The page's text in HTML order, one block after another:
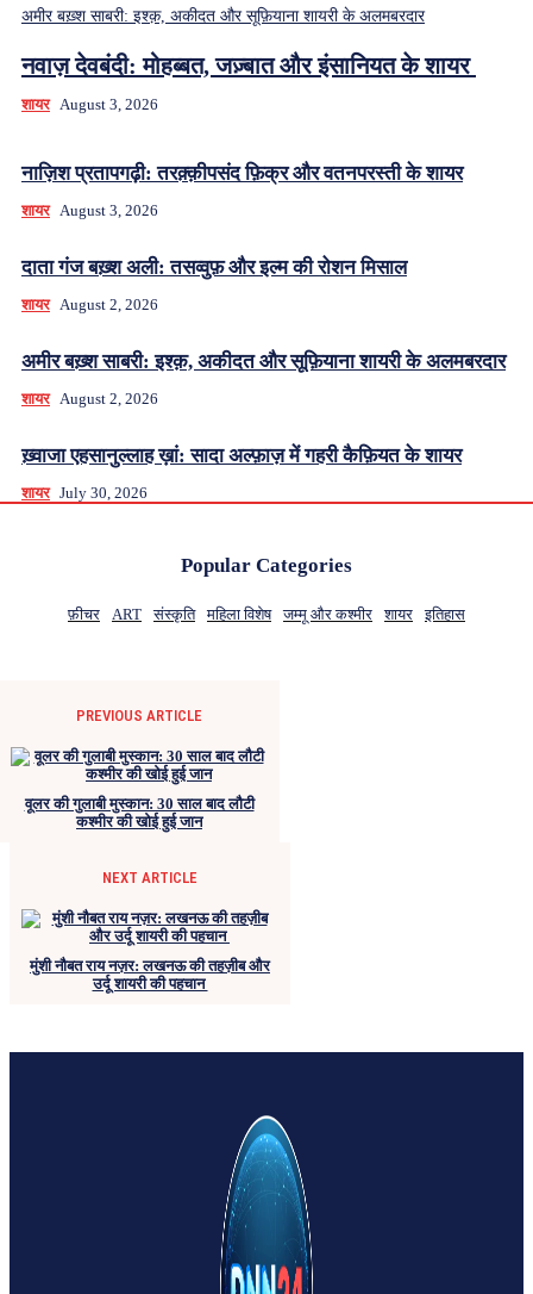
अमीर बख़्श साबरी: इश्क़, अकीदत और सूफ़ियाना शायरी के अलमबरदार
नवाज़ देवबंदी: मोहब्बत, जज़्बात और इंसानियत के शायर
शायर August 3, 2026
नाज़िश प्रतापगढ़ी: तरक़्क़ीपसंद फ़िक्र और वतनपरस्ती के शायर
शायर August 3, 2026
दाता गंज बख़्श अली: तसव्वुफ़ और इल्म की रोशन मिसाल
शायर August 2, 2026
अमीर बख़्श साबरी: इश्क़, अकीदत और सूफ़ियाना शायरी के अलमबरदार
शायर August 2, 2026
ख़्वाजा एहसानुल्लाह ख़ां: सादा अल्फ़ाज़ में गहरी कैफ़ियत के शायर
शायर July 30, 2026
Popular Categories
फ़ीचर ART संस्कृति महिला विशेष जम्मू और कश्मीर शायर इतिहास
PREVIOUS ARTICLE
वूलर की गुलाबी मुस्कान: 30 साल बाद लौटी
कश्मीर की खोई हुई जान
NEXT ARTICLE
मुंशी नौबत राय नज़र: लखनऊ की तहज़ीब और
उर्दू शायरी की पहचान